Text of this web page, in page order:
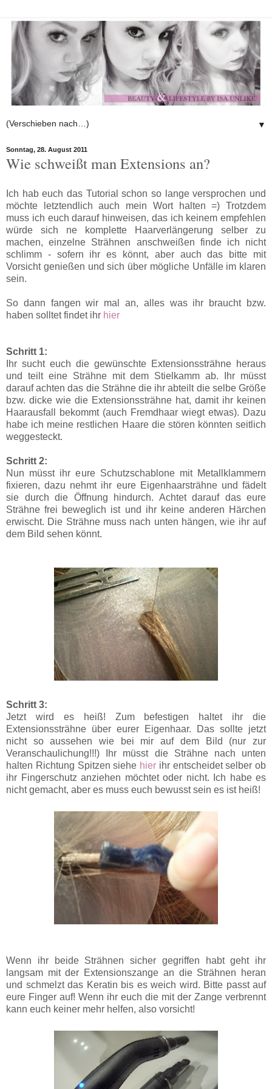
▼
Sonntag, 28. August 2011
Wie schweißt man Extensions an?
Ich hab euch das Tutorial schon so lange versprochen und
möchte letztendlich auch mein Wort halten =) Trotzdem
muss ich euch darauf hinweisen, das ich keinem empfehlen
würde sich ne komplette Haarverlängerung selber zu
machen, einzelne Strähnen anschweißen finde ich nicht
schlimm - sofern ihr es könnt, aber auch das bitte mit
Vorsicht genießen und sich über mögliche Unfälle im klaren
sein.
So dann fangen wir mal an, alles was ihr braucht bzw.
haben solltet findet ihr hier
Schritt 1:
Ihr sucht euch die gewünschte Extensionssträhne heraus
und teilt eine Strähne mit dem Stielkamm ab. Ihr müsst
darauf achten das die Strähne die ihr abteilt die selbe Größe
bzw. dicke wie die Extensionssträhne hat, damit ihr keinen
Haarausfall bekommt (auch Fremdhaar wiegt etwas). Dazu
habe ich meine restlichen Haare die stören könnten seitlich
weggesteckt.
Schritt 2:
Nun müsst ihr eure Schutzschablone mit Metallklammern
fixieren, dazu nehmt ihr eure Eigenhaarsträhne und fädelt
sie durch die Öffnung hindurch. Achtet darauf das eure
Strähne frei beweglich ist und ihr keine anderen Härchen
erwischt. Die Strähne muss nach unten hängen, wie ihr auf
dem Bild sehen könnt.
Schritt 3:
Jetzt wird es heiß! Zum befestigen haltet ihr die
Extensionssträhne über eurer Eigenhaar. Das sollte jetzt
nicht so aussehen wie bei mir auf dem Bild (nur zur
Veranschaulichung!!!) Ihr müsst die Strähne nach unten
halten Richtung Spitzen siehe hier ihr entscheidet selber ob
ihr Fingerschutz anziehen möchtet oder nicht. Ich habe es
nicht gemacht, aber es muss euch bewusst sein es ist heiß!
Wenn ihr beide Strähnen sicher gegriffen habt geht ihr
langsam mit der Extensionszange an die Strähnen heran
und schmelzt das Keratin bis es weich wird. Bitte passt auf
eure Finger auf! Wenn ihr euch die mit der Zange verbrennt
kann euch keiner mehr helfen, also vorsicht!